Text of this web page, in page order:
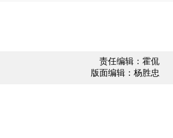
责任编辑：霍侃
版面编辑：杨胜忠